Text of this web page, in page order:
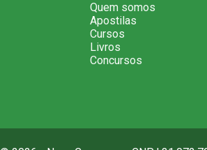
Quem somos
Apostilas
Cursos
Livros
Concursos